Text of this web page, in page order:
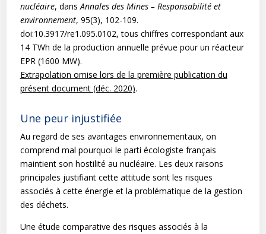
nucléaire, dansAnnales des Mines – Responsabilité et
environnement, 95(3), 102-109.
doi:10.3917/re1.095.0102, tous chiffres correspondant aux
14 TWh de la production annuelle prévue pour un réacteur
EPR (1600 MW).
Extrapolation omise lors de la première publication du
présent document (déc. 2020).
Une peur injustifiée
Au regard de ses avantages environnementaux, on
comprend mal pourquoi le parti écologiste français
maintient son hostilité au nucléaire. Les deux raisons
principales justifiant cette attitude sont les risques
associés à cette énergie et la problématique de la gestion
des déchets.
Une étude comparative des risques associés à la